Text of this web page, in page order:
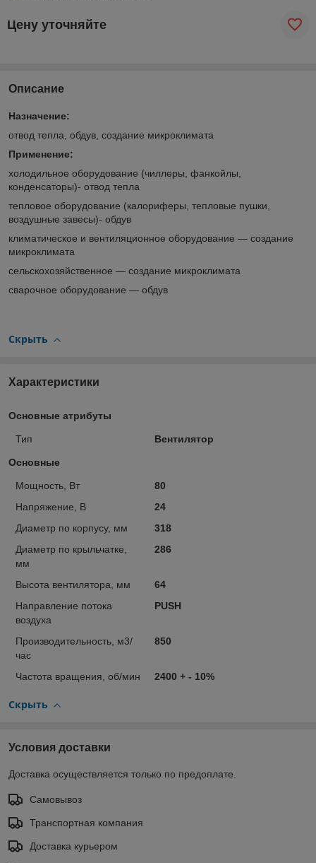
Цену уточняйте
Описание
Назначение:
отвод тепла, обдув, создание микроклимата
Применение:
холодильное оборудование (чиллеры, фанкойлы,
конденсаторы)- отвод тепла
тепловое оборудование (калориферы, тепловые пушки,
воздушные завесы)- обдув
климатическое и вентиляционное оборудование ― создание
микроклимата
сельскохозяйственное ― создание микроклимата
сварочное оборудование ― обдув
Скрыть
Характеристики
Основные атрибуты
Тип Вентилятор
Основные
Мощность, Вт
80
Напряжение, В
24
Диаметр по корпусу, мм
318
Диаметр по крыльчатке,
мм
286
Высота вентилятора, мм
64
Направление потока
воздуха
PUSH
Производительность, м3/
час
850
Частота вращения, об/мин 2400 + - 10%
Скрыть
Условия доставки
Доставка осуществляется только по предоплате.
Самовывоз
Транспортная компания
Доставка курьером